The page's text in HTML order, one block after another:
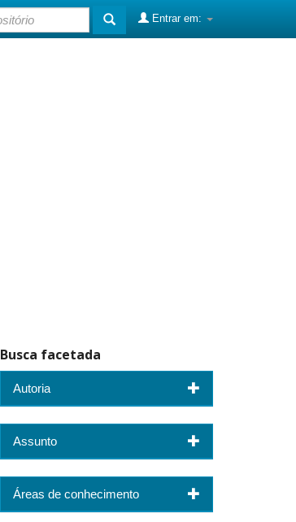
Entrar em:
Busca facetada
Autoria
Assunto
Áreas de conhecimento